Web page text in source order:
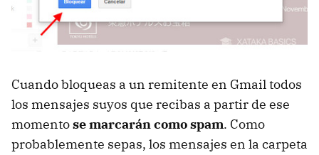
Cuando bloqueas a un remitente en Gmail todos
los mensajes suyos que recibas a partir de ese
momentose marcarán como spam. Como
probablemente sepas, los mensajes en la carpeta